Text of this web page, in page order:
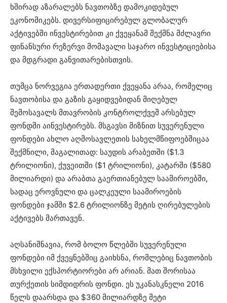
ხშირად აზარალებს ნავთობზე დამოკიდებულ
ეკონომიკებს. დივერსიფიცირებულ გლობალურ
აქტივებში ინვესტირებით კი ქვეყანამ შექმნა მძლავრი
ფინანსური რეზერვი მომავალი საჯარო ინვესტიციებისა
და მდგრადი განვითარებისთვის.
თუმცა ნორვეგია ერთადერთი ქვეყანა არაა, რომელიც
ნავთობისა და გაზის გაყიდვებიდან მიღებულ
შემოსავალს მთავრობის კონტროლქვეშ არსებულ
ფონდში აინვესტირებს. მსგავსი მიზნით სუვერენული
ფონდები ახლო აღმოსავლეთის სახელმწიფოებშიცაა
შექმნილი, მაგალითად: საუდის არაბეთში ($1.3
ტრილიონი), ქუვეითში ($1 ტრილიონი), კატარში ($580
მილიარდი) და არაბთა გაერთიანებულ საამიროებში,
სადაც ეროვნული და ცალკეული საამიროების
ფონდები ჯამში $2.6 ტრილიონზე მეტის ღირებულების
აქტივებს მართავენ.
აღსანიშნავია, რომ ბოლო წლებში სუვერენული
ფონდები იმ ქვეყნებშიც გაიხსნა, რომლებიც ნავთობის
მსხვილი ექსპორტიორები არ არიან. მათ შორისაა
თურქეთის სიმდიდრის ფონდი. ეს უკანასკნელი 2016
წელს დაარსდა და $360 მილიარდზე მეტი